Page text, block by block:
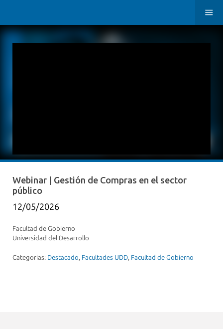
Webinar | Gestión de Compras en el sector
público
12/05/2026
Facultad de Gobierno
Universidad del Desarrollo
Categorias: Destacado, Facultades UDD, Facultad de Gobierno